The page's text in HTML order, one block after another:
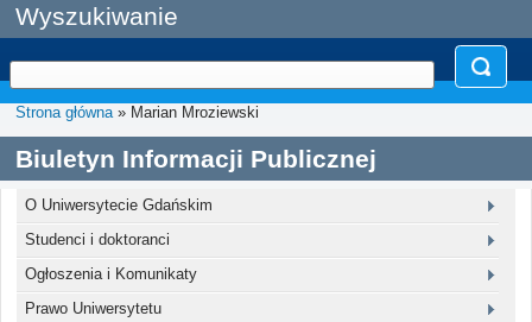
Wyszukiwanie
Strona główna» Marian Mroziewski
Biuletyn Informacji Publicznej
O Uniwersytecie Gdańskim
Studenci i doktoranci
Ogłoszenia i Komunikaty
Prawo Uniwersytetu